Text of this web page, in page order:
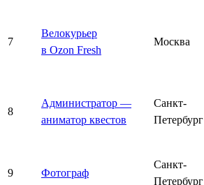
7
Велокурьер
в Ozon Fresh
Москва
8
Администратор —
аниматор квестов
Санкт-
Петербург
9 Фотограф
Санкт-
Петербург